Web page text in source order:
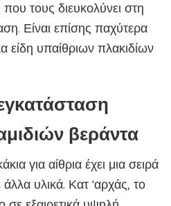
τους διευκολύνει στη
Είναι επίσης παχύτερα
είδη υπαίθριων πλακιδίων
βεράντα
για αίθρια έχει μια σειρά
υλικά. Κατ 'αρχάς, το